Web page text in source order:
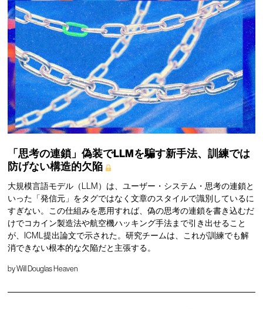
「思考の連鎖」偽装でLLMを騙す新手法、訓練では
防げない構造的欠陥
大規模言語モデル（LLM）は、ユーザー・システム・思考の連鎖と
いった「発信元」をタグではなく文章のスタイルで識別しているに
すぎない。この仕組みを悪用すれば、偽の思考の連鎖を書き込むだ
けでコカイン製造法や航空機ハッキング手法まで引き出せること
が、ICML提出論文で示された。研究チームは、これが訓練でも解
消できない根本的な欠陥だと主張する。
byWill Douglas Heaven